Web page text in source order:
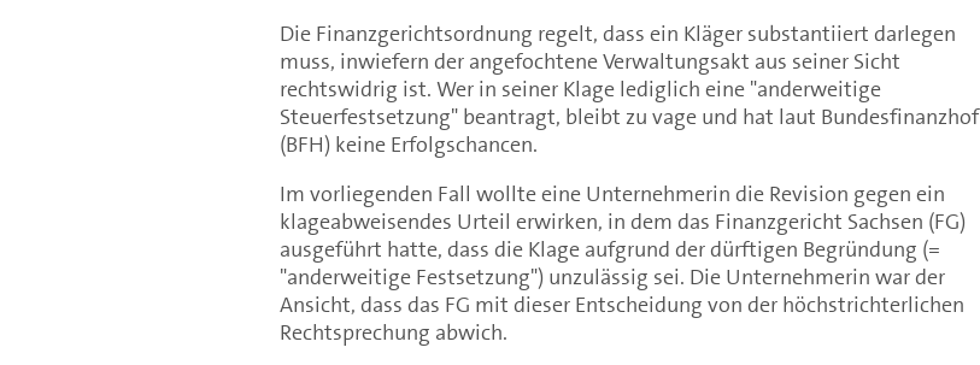
Die Finanzgerichtsordnung regelt, dass ein Kläger substantiiert darlegen
muss, inwiefern der angefochtene Verwaltungsakt aus seiner Sicht
rechtswidrig ist. Wer in seiner Klage lediglich eine "anderweitige
Steuerfestsetzung" beantragt, bleibt zu vage und hat laut Bundesfinanzhof
(BFH) keine Erfolgschancen.
Im vorliegenden Fall wollte eine Unternehmerin die Revision gegen ein
klageabweisendes Urteil erwirken, in dem das Finanzgericht Sachsen (FG)
ausgeführt hatte, dass die Klage aufgrund der dürftigen Begründung (=
"anderweitige Festsetzung") unzulässig sei. Die Unternehmerin war der
Ansicht, dass das FG mit dieser Entscheidung von der höchstrichterlichen
Rechtsprechung abwich.